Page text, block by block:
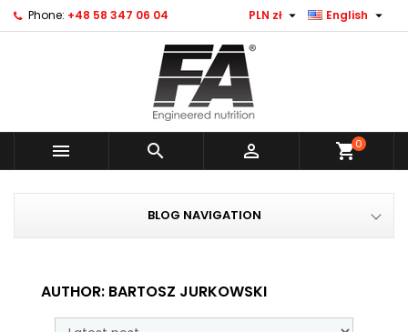
Phone: +48 58 347 06 04 English 
PLN zł 
   shopping_cart0
BLOG NAVIGATION
AUTHOR: BARTOSZ JURKOWSKI